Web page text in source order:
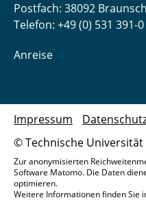
Postfach: 38092
Telefon: +49 (0) 531 391-0
Anreise
© Technische
Impressum
Zur anonymisierten
Software Matomo. Die Daten
optimieren.
Weitere Informationen finden Sie